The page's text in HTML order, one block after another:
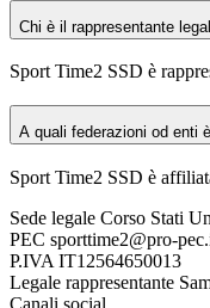
Chi è il rappresentante
Sport Time2 SSD è
A quali federazioni od enti
Sport Time2 SSD è
Sede legale Corso Stati
PEC sporttime2@pro-
P.IVA IT12564650013
Legale rappresentante
Canali social